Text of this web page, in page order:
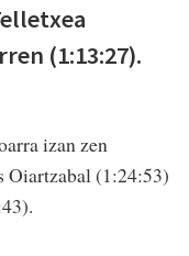
(1:13:27).
izan zen
Oiartzabal (1:24:53)